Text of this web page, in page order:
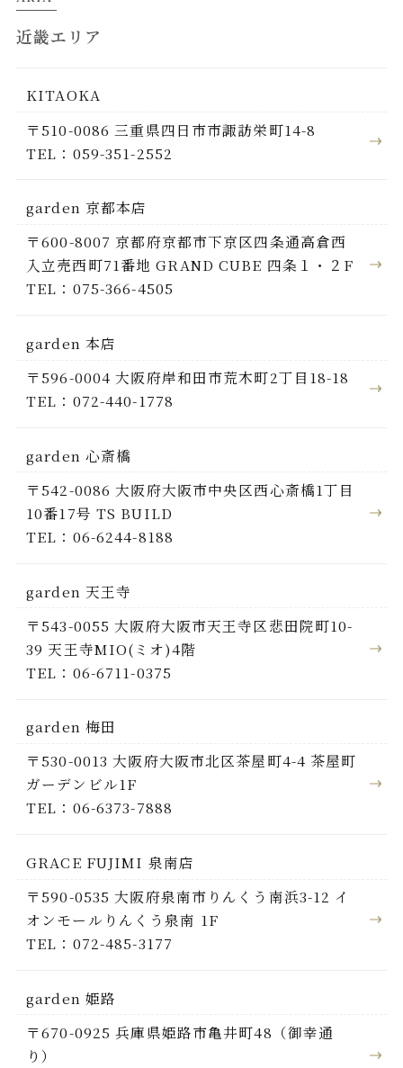
近畿エリア
KITAOKA
〒510-0086 三重県四日市市諏訪栄町14-8
TEL：059-351-2552
garden 京都本店
〒600-8007 京都府京都市下京区四条通高倉西
入立売西町71番地 GRAND CUBE 四条１・２F
TEL：075-366-4505
garden 本店
〒596-0004 大阪府岸和田市荒木町2丁目18-18
TEL：072-440-1778
garden 心斎橋
〒542-0086 大阪府大阪市中央区西心斎橋1丁目
10番17号 TS BUILD
TEL：06-6244-8188
garden 天王寺
〒543-0055 大阪府大阪市天王寺区悲田院町10-
39 天王寺MIO(ミオ)4階
TEL：06-6711-0375
garden 梅田
〒530-0013 大阪府大阪市北区茶屋町4-4 茶屋町
ガーデンビル1F
TEL：06-6373-7888
GRACE FUJIMI 泉南店
〒590-0535 大阪府泉南市りんくう南浜3-12 イ
オンモールりんくう泉南 1F
TEL：072-485-3177
garden 姫路
〒670-0925 兵庫県姫路市亀井町48（御幸通
り）